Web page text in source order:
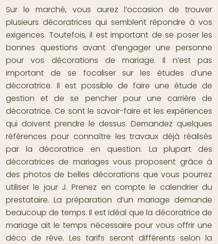
Sur le marché, vous aurez l’occasion de trouver
plusieurs décoratrices qui semblent répondre à vos
exigences. Toutefois, il est important de se poser les
bonnes questions avant d’engager une personne
pour vos décorations de mariage. Il n’est pas
important de se focaliser sur les études d’une
décoratrice. Il est possible de faire une étude de
gestion et de se pencher pour une carrière de
décoratrice. Ce sont le savoir-faire et les expériences
qui doivent prendre le dessus. Demandez quelques
références pour connaître les travaux déjà réalisés
par la décoratrice en question. La plupart des
décoratrices de mariages vous proposent grâce à
des photos de belles décorations que vous pourrez
utiliser le jour J. Prenez en compte le calendrier du
prestataire. La préparation d’un mariage demande
beaucoup de temps. Il est idéal que la décoratrice de
mariage ait le temps nécessaire pour vous offrir une
déco de rêve. Les tarifs seront différents selon la